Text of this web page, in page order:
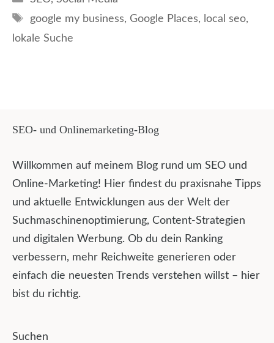
Schlagwörter
google my business, Google Places, local seo,
lokale Suche
SEO- und Onlinemarketing-Blog
Willkommen auf meinem Blog rund um SEO und
Online-Marketing! Hier findest du praxisnahe Tipps
und aktuelle Entwicklungen aus der Welt der
Suchmaschinenoptimierung, Content-Strategien
und digitalen Werbung. Ob du dein Ranking
verbessern, mehr Reichweite generieren oder
einfach die neuesten Trends verstehen willst – hier
bist du richtig.
Suchen